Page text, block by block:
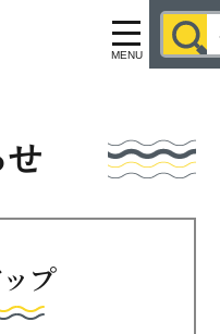
MENU
せ
プ